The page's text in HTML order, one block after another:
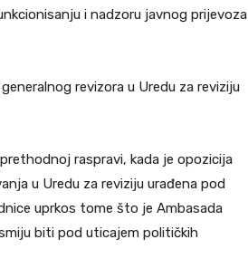
i nadzoru javnog prijevoza
revizora u Uredu za reviziju
raspravi, kada je opozicija
u Uredu za reviziju urađena pod
uprkos tome što je Ambasada
biti pod uticajem političkih